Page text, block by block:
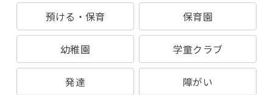
預ける・保育 保育園
幼稚園 学童クラブ
発達 障がい